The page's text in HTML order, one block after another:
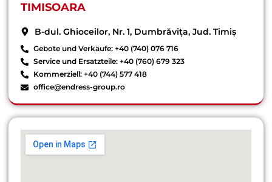
TIMISOARA
B-dul. Ghioceilor, Nr. 1, Dumbrăvița, Jud. Timiș
Gebote und Verkäufe: +40 (740) 076 716
Service und Ersatzteile: +40 (760) 679 323
Kommerziell: +40 (744) 577 418
office@endress-group.ro